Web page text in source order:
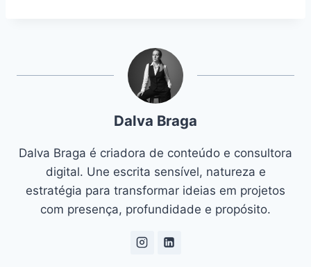
Dalva Braga
Dalva Braga é criadora de conteúdo e consultora
digital. Une escrita sensível, natureza e
estratégia para transformar ideias em projetos
com presença, profundidade e propósito.